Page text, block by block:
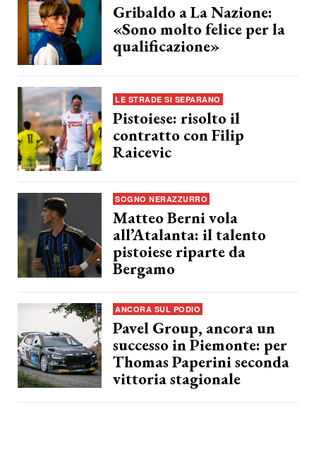
Gribaldo a La Nazione:
«Sono molto felice per la
qualificazione»
LE STRADE SI SEPARANO
Pistoiese: risolto il
contratto con Filip
Raicevic
SOGNO NERAZZURRO
Matteo Berni vola
all’Atalanta: il talento
pistoiese riparte da
Bergamo
ANCORA SUL PODIO
Pavel Group, ancora un
successo in Piemonte: per
Thomas Paperini seconda
vittoria stagionale